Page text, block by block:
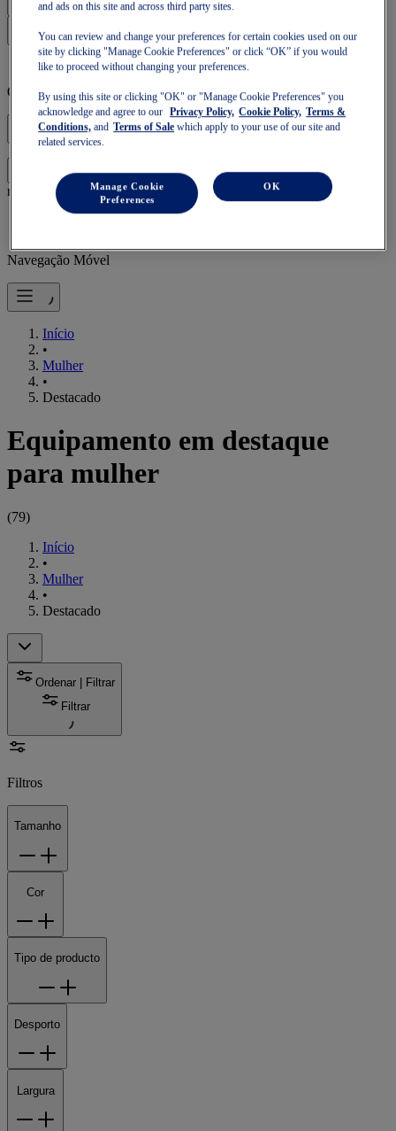
O teu cesto está vazio
Inicia sessão
para continuares a compra ou começares uma
nova.
Navegação Móvel
Início
•
Mulher
•
Destacado
Equipamento em destaque
para mulher
(79)
Início
•
Mulher
•
Destacado
Ordenar | Filtrar
Filtrar
Filtros
Tamanho
Cor
Tipo de producto
Desporto
Largura
and ads on this site and across third party sites.
You can review and change your preferences for certain cookies used on our
site by clicking "Manage Cookie Preferences" or click “OK” if you would
like to proceed without changing your preferences.
By using this site or clicking "OK" or "Manage Cookie Preferences" you
acknowledge and agree to our
Privacy Policy, Cookie Policy, Terms &
Conditions, and Terms of Sale which apply to your use of our site and
related services.
Manage Cookie
Preferences
OK